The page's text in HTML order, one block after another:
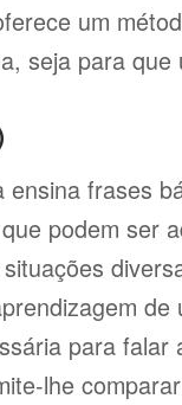
um
seja para que
ensina frases
podem ser
para
lhe